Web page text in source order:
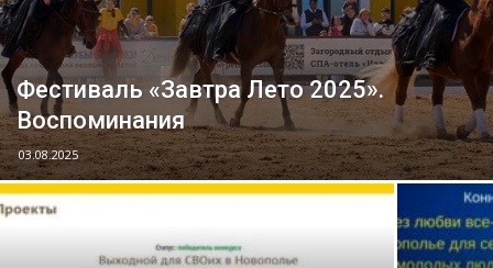
Фестиваль «Завтра Лето 2025».
Воспоминания
03.08.2025